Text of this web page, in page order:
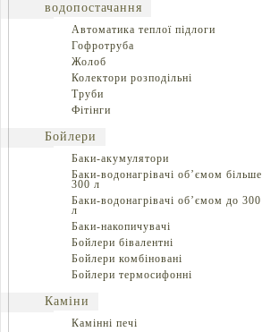
водопостачання
Автоматика теплої підлоги
Гофротруба
Жолоб
Колектори розподільні
Труби
Фітінги
Бойлери
Баки-акумулятори
Баки-водонагрівачі об’ємом більше
300 л
Баки-водонагрівачі об’ємом до 300
л
Баки-накопичувачі
Бойлери бівалентні
Бойлери комбіновані
Бойлери термосифонні
Каміни
Камінні печі